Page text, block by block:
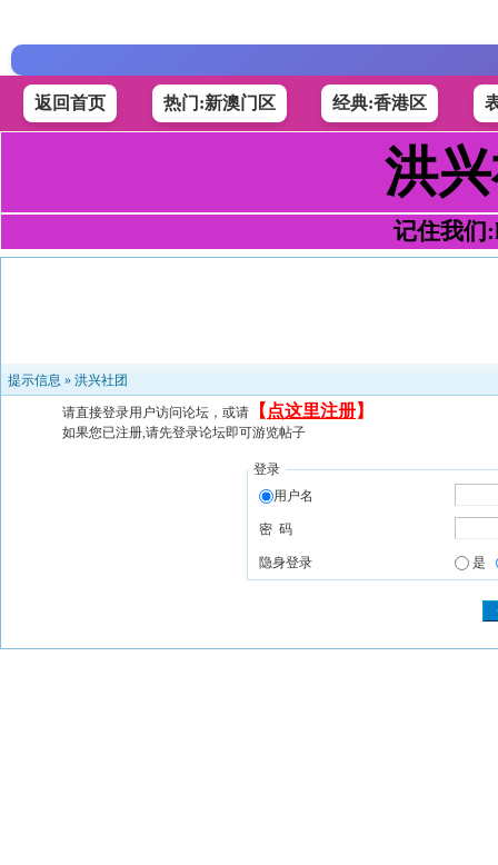
返回首页 热门:新澳门区 经典:香港区
洪
记住我们
提示信息 » 洪兴社团
请直接登录用户访问论坛，或请 【 点这里注册】
如果您已注册,请先登录论坛即可游览帖子
登录
用户名
密 码
隐身登录 是